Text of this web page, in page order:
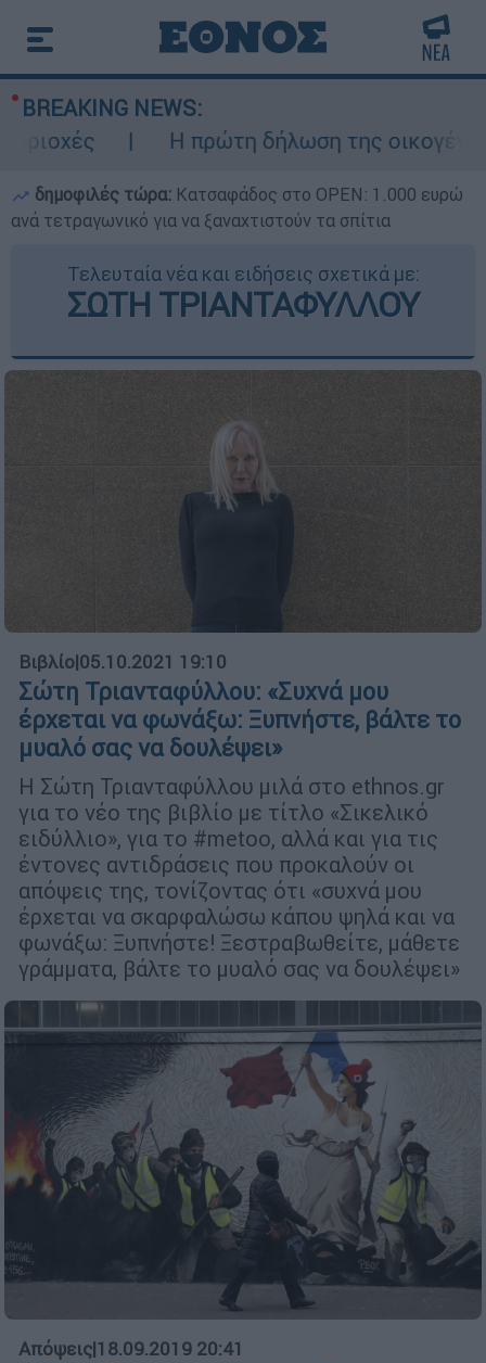
BREAKING NEWS:
Η πρώτη δήλωση της οικογένειας της
δημοφιλές τώρα: Κατσαφάδος στο OPEN: 1.000 ευρώ
ανά τετραγωνικό για να ξαναχτιστούν τα σπίτια
Τελευταία νέα και ειδήσεις σχετικά με:
ΣΩΤΗ ΤΡΙΑΝΤΑΦΥΛΛΟΥ
Βιβλίο|05.10.2021 19:10
Σώτη Τριανταφύλλου: «Συχνά μου
έρχεται να φωνάξω: Ξυπνήστε, βάλτε το
μυαλό σας να δουλέψει»
Η Σώτη Τριανταφύλλου μιλά στο ethnos.gr
για το νέο της βιβλίο με τίτλο «Σικελικό
ειδύλλιο», για το #metoo, αλλά και για τις
έντονες αντιδράσεις που προκαλούν οι
απόψεις της, τονίζοντας ότι «συχνά μου
έρχεται να σκαρφαλώσω κάπου ψηλά και να
φωνάξω: Ξυπνήστε! Ξεστραβωθείτε, μάθετε
γράμματα, βάλτε το μυαλό σας να δουλέψει»
Απόψεις|18.09.2019 20:41